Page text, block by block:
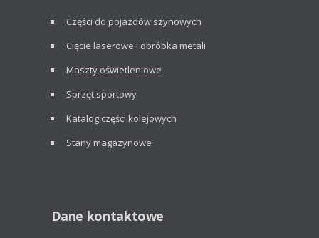
Części do pojazdów szynowych
Cięcie laserowe i obróbka metali
Maszty oświetleniowe
Sprzęt sportowy
Katalog części kolejowych
Stany magazynowe
Dane kontaktowe